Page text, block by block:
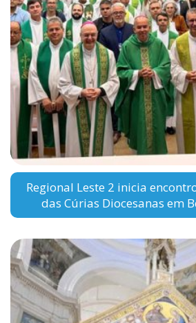
Regional Leste 2 inicia
das Cúrias Diocesanas em